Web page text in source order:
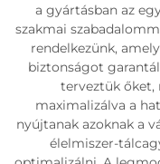
a gyártásban az
szakmai
rendelkezünk,
biztonságot
terveztük őket,
maximalizálva a
nyújtanak azoknak a
élelmiszer-